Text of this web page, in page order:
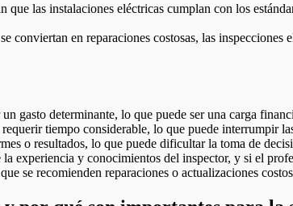
que las instalaciones eléctricas cumplan con los
conviertan en reparaciones costosas, las
gasto determinante, lo que puede ser una carga
tiempo considerable, lo que puede interrumpir
o resultados, lo que puede dificultar la toma de
experiencia y conocimientos del inspector, y si el
se recomienden reparaciones o actualizaciones